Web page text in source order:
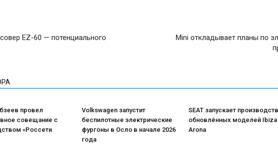
EZ-60 — потенциального
Mini откладывает планы по
провел
совещание с
«Россети
Volkswagen запустит
беспилотные электрические
фургоны в Осло в начале 2026
года
SEAT запускает
обновлённых моделей Ibiza
Arona